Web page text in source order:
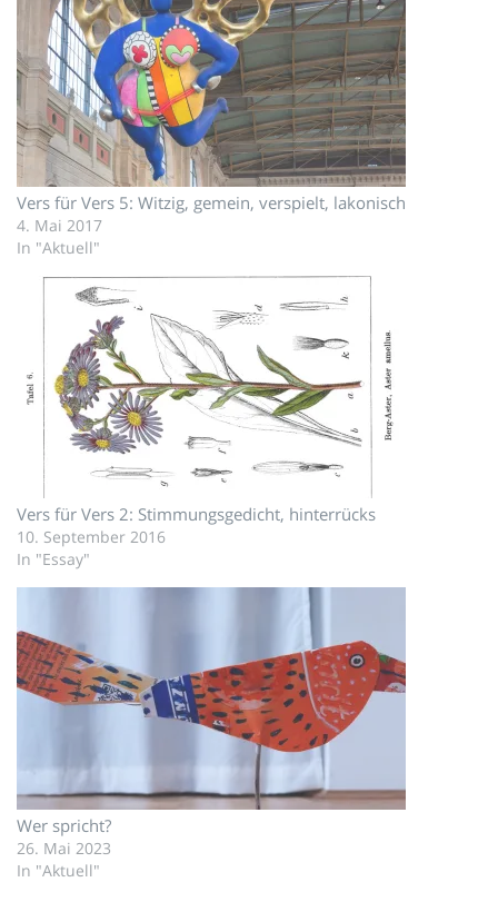
Vers für Vers 5: Witzig, gemein, verspielt, lakonisch
4. Mai 2017
In "Aktuell"
Vers für Vers 2: Stimmungsgedicht, hinterrücks
10. September 2016
In "Essay"
Wer spricht?
26. Mai 2023
In "Aktuell"